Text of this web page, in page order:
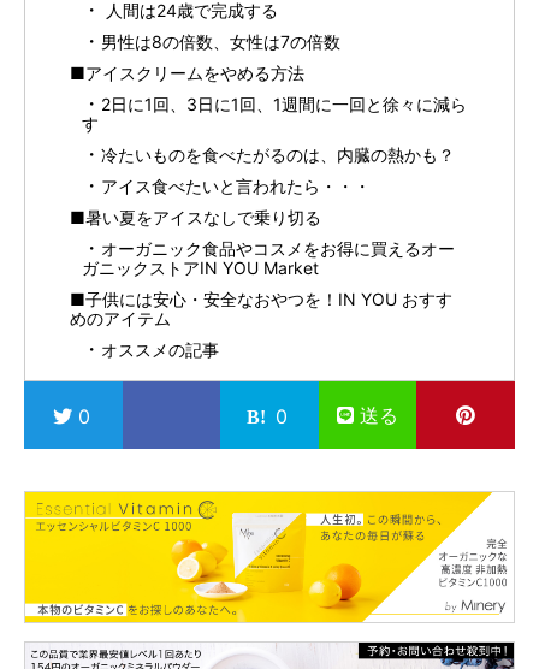
人間は24歳で完成する
男性は8の倍数、女性は7の倍数
■アイスクリームをやめる方法
2日に1回、3日に1回、1週間に一回と徐々に減ら
す
冷たいものを食べたがるのは、内臓の熱かも？
アイス食べたいと言われたら・・・
■暑い夏をアイスなしで乗り切る
オーガニック食品やコスメをお得に買えるオー
ガニックストアIN YOU Market
■子供には安心・安全なおやつを！IN YOU おすす
めのアイテム
オススメの記事
0 0 送る